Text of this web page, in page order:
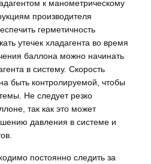
к манометрическому
производителя
герметичность
утечек хладагента во время
баллона можно начинать
в систему. Скорость
быть контролируемой, чтобы
Не следует резко
так как это может
давления в системе и
постоянно следить за